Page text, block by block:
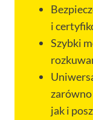
i
Szybki
jak i